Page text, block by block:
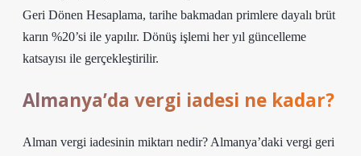
Geri Dönen Hesaplama, tarihe bakmadan primlere dayalı brüt
karın %20’si ile yapılır. Dönüş işlemi her yıl güncelleme
katsayısı ile gerçekleştirilir.
Almanya’da vergi iadesi ne kadar?
Alman vergi iadesinin miktarı nedir? Almanya’daki vergi geri